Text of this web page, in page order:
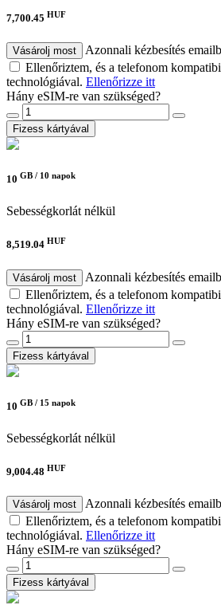
7,700.45 HUF
Vásárolj most
Azonnali kézbesítés
Ellenőriztem, és a telefonom
technológiával. Ellenőrizze itt
Hány eSIM-re van szükséged?
Fizess kártyával
10 GB / 10 napok
Sebességkorlát nélkül
8,519.04 HUF
Vásárolj most
Azonnali kézbesítés
Ellenőriztem, és a telefonom
technológiával. Ellenőrizze itt
Hány eSIM-re van szükséged?
Fizess kártyával
10 GB / 15 napok
Sebességkorlát nélkül
9,004.48 HUF
Vásárolj most
Azonnali kézbesítés
Ellenőriztem, és a telefonom
technológiával. Ellenőrizze itt
Hány eSIM-re van szükséged?
Fizess kártyával